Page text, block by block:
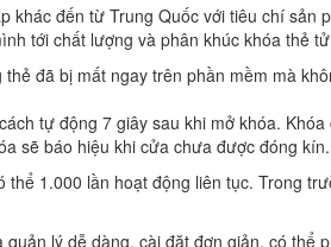
khác đến từ Trung Quốc với tiêu chí
tới chất lượng và phân khúc khóa thẻ
đã bị mất ngay trên phần mềm mà
tự động 7 giây sau khi mở khóa.
sẽ báo hiệu khi cửa chưa được đóng kín.
1.000 lần hoạt động liên tục. Trong
lý dễ dàng, cài đặt đơn giản, có thể